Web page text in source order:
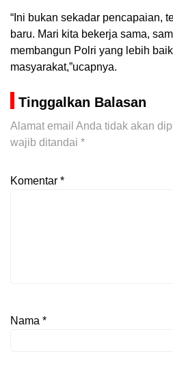
“Ini bukan sekadar pencapaian,
baru. Mari kita bekerja sama,
membangun Polri yang lebih
masyarakat,”ucapnya.
Tinggalkan Balasan
Alamat email Anda tidak akan
wajib ditandai *
Komentar *
Nama *